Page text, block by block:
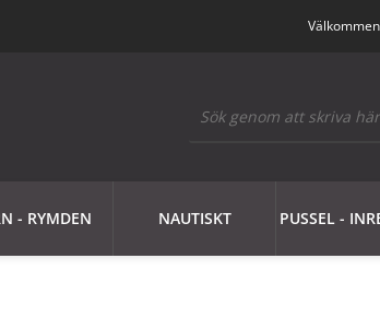
- RYMDEN NAUTISKT PUSSEL -